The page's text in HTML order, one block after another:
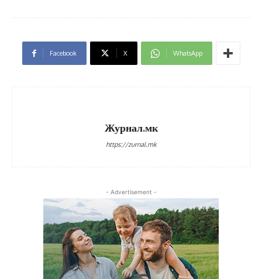
Facebook X WhatsApp
Журнал.мк
https://zurnal.mk
- Advertisement -